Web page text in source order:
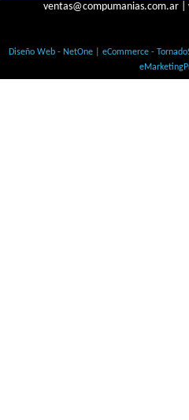
ventas@compumanias.com.ar|
Diseño Web - NetOne| eCommerce -